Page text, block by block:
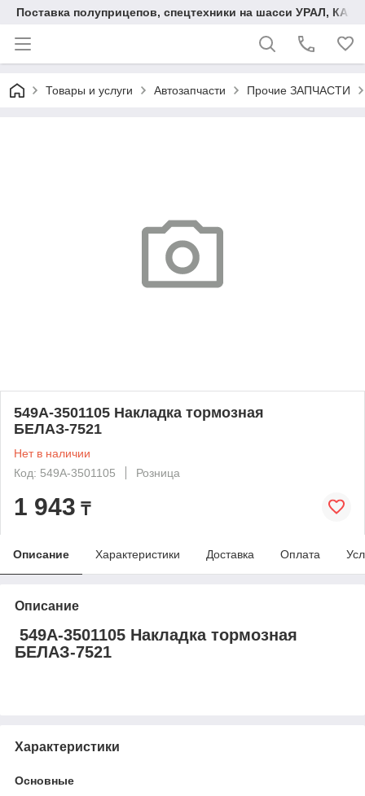
Поставка полуприцепов, спецтехники на шасси УРАЛ,
Товары и услуги Автозапчасти Прочие ЗАПЧАСТИ
549А-3501105 Накладка тормозная
БЕЛАЗ-7521
Нет в наличии
Код: 549А-3501105
Розница
1 943 ₸
Описание Характеристики Доставка Оплата
Описание
549А-3501105 Накладка тормозная
БЕЛАЗ-7521
Характеристики
Основные